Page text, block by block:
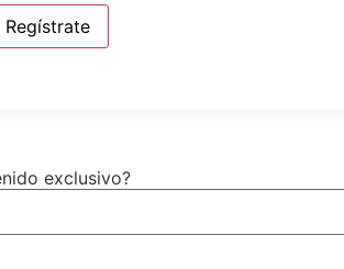
Regístrate
exclusivo?